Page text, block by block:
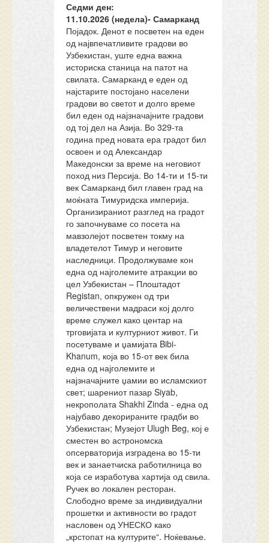
Седми ден:
11.10.2026 (недела)- Самарканд
Појадок. Денот е посветен на еден
од највпечатливите градови во
Узбекистан, уште една важна
историска станица на патот на
свилата. Самарканд е еден од
најстарите постојано населени
градови во светот и долго време
бил еден од најзначајните градови
од тој дел на Азија. Во 329-та
година пред новата ера градот бил
освоен и од Александар
Македонски за време на неговиот
поход низ Персија. Во 14-ти и 15-ти
век Самарканд бил главен град на
моќната Тимуридска империја.
Организираниот разглед на градот
го започнуваме со посета на
мавзолејот посветен токму на
владетелот Тимур и неговите
наследници. Продолжуваме кон
една од најголемите атракции во
цел Узбекистан – Плоштадот
Registan, опкружен од три
величествени мадраси кој долго
време служел како центар на
трговијата и културниот живот. Ги
посетуваме и џамијата Bibi-
Khanum, која во 15-от век била
една од најголемите и
најзначајните џамии во исламскиот
свет; шарениот пазар Siyab,
некрополата Shakhi Zinda - една од
најубаво декорираните градби во
Узбекистан; Музејот Ulugh Beg, кој е
сместен во астрономска
опсерваторија изградена во 15-ти
век и занаетчиска работилница во
која се изработува хартија од свила.
Ручек во локален ресторан.
Слободно време за индивидуални
прошетки и активности во градот
насловен од УНЕСКО како
„крстопат на културите“. Ноќевање.